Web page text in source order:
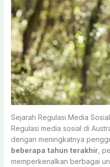
Sejarah Regulasi Media
Regulasi media sosial di
dengan meningkatnya
beberapa tahun terakhir,
memperkenalkan berbagai